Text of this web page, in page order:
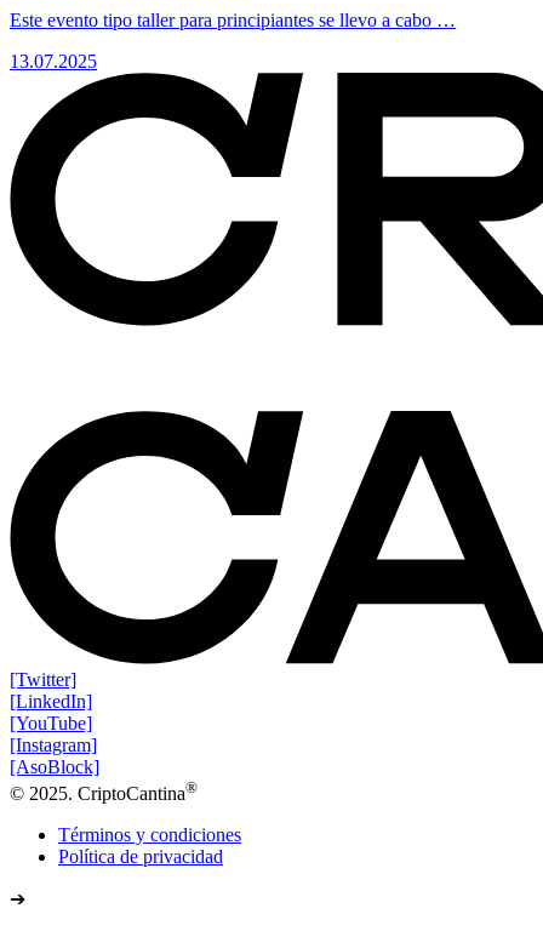
Este evento tipo taller para principiantes se llevo a cabo …
13.07.2025
[Twitter]
[LinkedIn]
[YouTube]
[Instagram]
[AsoBlock]
© 2025. CriptoCantina®
Términos y condiciones
Política de privacidad
➔